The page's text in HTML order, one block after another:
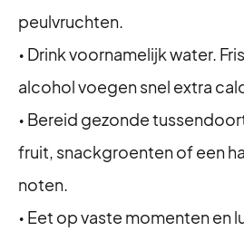
peulvruchten.
• Drink voornamelijk water.
alcohol voegen snel extra
• Bereid gezonde
fruit, snackgroenten of een
noten.
• Eet op vaste momenten en